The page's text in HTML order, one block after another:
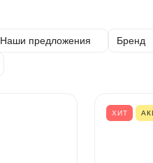
Наши предложения Бренд
ХИТ